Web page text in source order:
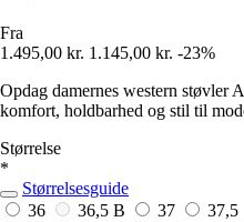
Fra
1.495,00 kr. 1.145,00 kr. -23%
Opdag damernes western støvler
komfort, holdbarhed og stil til
Størrelse
*
Størrelsesguide
36
36,5 B 37 37,5